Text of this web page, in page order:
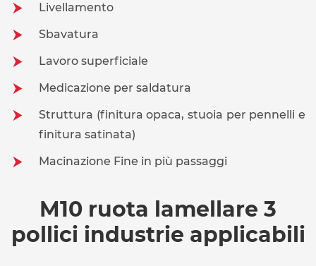
Livellamento
Sbavatura
Lavoro superficiale
Medicazione per saldatura
Struttura (finitura opaca, stuoia per pennelli e
finitura satinata)
Macinazione Fine in più passaggi
M10 ruota lamellare 3
pollici industrie applicabili